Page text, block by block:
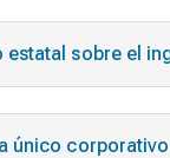
estatal sobre el
único corporativo